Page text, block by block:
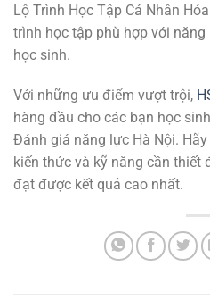
Lộ Trình Học Tập Cá Nhân
trình học tập phù hợp với
học sinh.
Với những ưu điểm vượt trội,
hàng đầu cho các bạn học
Đánh giá năng lực Hà Nội.
kiến thức và kỹ năng cần thiết
đạt được kết quả cao nhất.